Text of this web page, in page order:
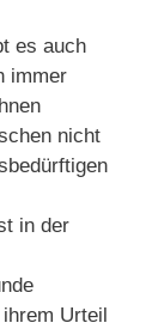
es auch
immer
nicht
in der
Urteil